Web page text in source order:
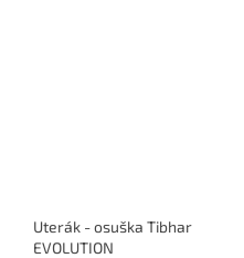
Uterák - osuška Tibhar
EVOLUTION